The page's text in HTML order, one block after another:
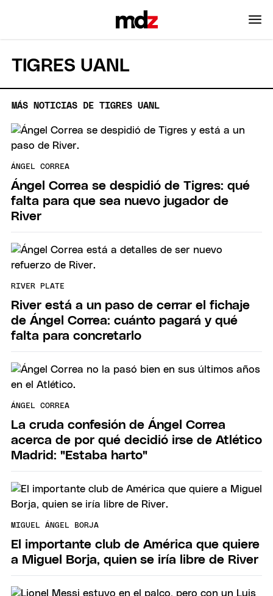
TIGRES UANL
MÁS NOTICIAS DE TIGRES UANL
ÁNGEL CORREA
Ángel Correa se despidió de Tigres: qué
falta para que sea nuevo jugador de
River
RIVER PLATE
River está a un paso de cerrar el fichaje
de Ángel Correa: cuánto pagará y qué
falta para concretarlo
ÁNGEL CORREA
La cruda confesión de Ángel Correa
acerca de por qué decidió irse de Atlético
Madrid: "Estaba harto"
MIGUEL ÁNGEL BORJA
El importante club de América que quiere
a Miguel Borja, quien se iría libre de River